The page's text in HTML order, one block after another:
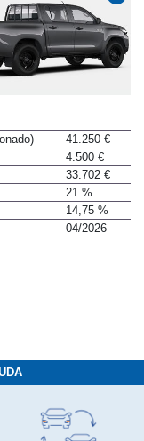
41.250 €
4.500 €
33.702 €
21 %
14,75 %
04/2026